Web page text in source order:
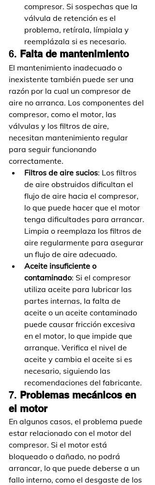
compresor. Si sospechas que la
válvula de retención es el
problema, retírala, límpiala y
reemplázala si es necesario.
6. Falta de mantenimiento
El mantenimiento inadecuado o
inexistente también puede ser una
razón por la cual un compresor de
aire no arranca. Los componentes del
compresor, como el motor, las
válvulas y los filtros de aire,
necesitan mantenimiento regular
para seguir funcionando
correctamente.
Filtros de aire sucios: Los filtros
de aire obstruidos dificultan el
flujo de aire hacia el compresor,
lo que puede hacer que el motor
tenga dificultades para arrancar.
Limpia o reemplaza los filtros de
aire regularmente para asegurar
un flujo de aire adecuado.
Aceite insuficiente o
contaminado: Si el compresor
utiliza aceite para lubricar las
partes internas, la falta de
aceite o un aceite contaminado
puede causar fricción excesiva
en el motor, lo que impide que
arranque. Verifica el nivel de
aceite y cambia el aceite si es
necesario, siguiendo las
recomendaciones del fabricante.
7. Problemas mecánicos en
el motor
En algunos casos, el problema puede
estar relacionado con el motor del
compresor. Si el motor está
bloqueado o dañado, no podrá
arrancar, lo que puede deberse a un
fallo interno, como el desgaste de los